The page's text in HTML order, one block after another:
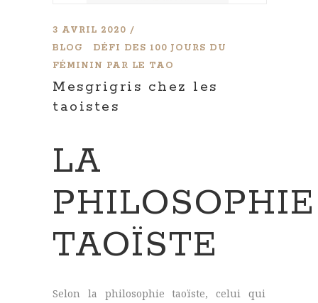
3 AVRIL 2020
BLOG
DÉFI DES 100 JOURS DU
FÉMININ PAR LE TAO
Mesgrigris chez les
taoistes
LA
PHILOSOPHIE
TAOÏSTE
Selon la philosophie taoïste, celui qui